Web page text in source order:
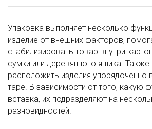
Упаковка выполняет несколько
изделие от внешних факторов,
стабилизировать товар внутри
сумки или деревянного ящика. Также
расположить изделия упорядоченно
таре. В зависимости от того, какую
вставка, их подразделяют на
разновидностей.